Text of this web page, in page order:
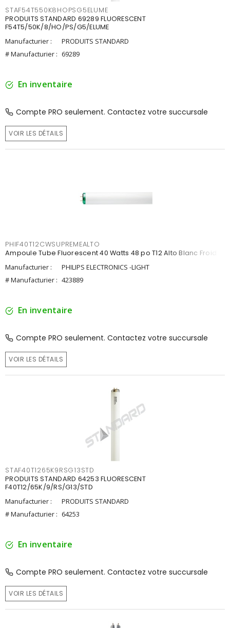
STAF54T550K8HOPSG5ELUME
PRODUITS STANDARD 69289 FLUORESCENT
F54T5/50K/8/HO/PS/G5/ELUME
Manufacturier :
PRODUITS STANDARD
# Manufacturier : 69289
En inventaire
Compte PRO seulement. Contactez votre succursale
VOIR LES DÉTAILS
PHIF40T12CWSUPREMEALTO
Ampoule Tube Fluorescent 40 Watts 48 po T12 Alto Blanc Froid
Manufacturier :
PHILIPS ELECTRONICS -LIGHT
# Manufacturier : 423889
En inventaire
Compte PRO seulement. Contactez votre succursale
VOIR LES DÉTAILS
STAF40T1265K9RSG13STD
PRODUITS STANDARD 64253 FLUORESCENT
F40T12/65K/9/RS/G13/STD
Manufacturier :
PRODUITS STANDARD
# Manufacturier : 64253
En inventaire
Compte PRO seulement. Contactez votre succursale
VOIR LES DÉTAILS